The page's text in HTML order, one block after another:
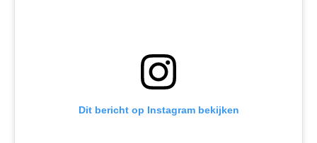
Dit bericht op Instagram bekijken